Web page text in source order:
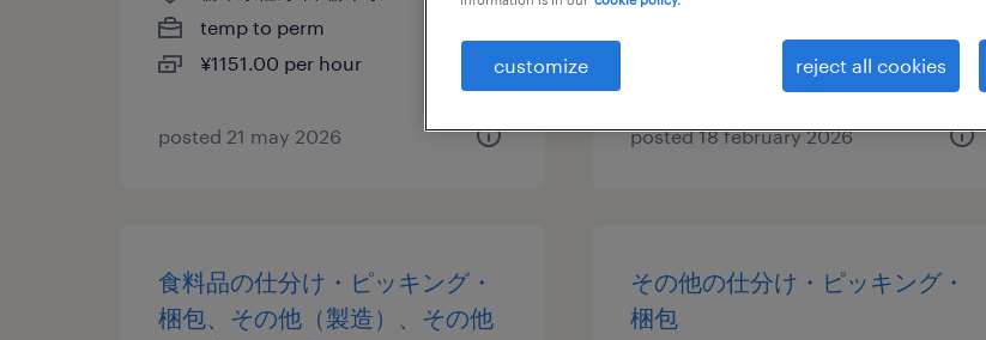
temp to perm
¥1151.00 per hour
posted 21 may 2026
¥1250.00 per hour
posted 18 february 2026
食料品の仕分け・ピッキング・
梱包、その他（製造）、その他
その他の仕分け・ピッキング・
梱包
customize reject all cookies